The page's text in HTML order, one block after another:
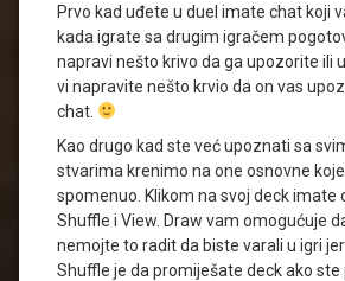
Prvo kad uđete u duel imate chat koji
kada igrate sa drugim igračem
napravi nešto krivo da ga upozorite ili
vi napravite nešto krvio da on vas
chat.
Kao drugo kad ste već upoznati sa
stvarima krenimo na one osnovne
spomenuo. Klikom na svoj deck imate
Shuffle i View. Draw vam omogućuje
nemojte to radit da biste varali u igri
Shuffle je da promiješate deck ako